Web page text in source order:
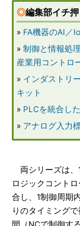
◎編集部イチ押
» FA機器のAI／
» 制御と情報処
産業用コントロ
» インダストリ
キット
» PLCを統合し
» アナログ入力
両シリーズは、
ロジックコント
合し、1制御周期
りのタイミング